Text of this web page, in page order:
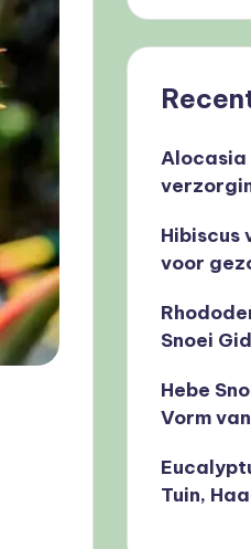
Alocasia
Hibiscus
voor
Snoei
Hebe
Vorm
Tuin,